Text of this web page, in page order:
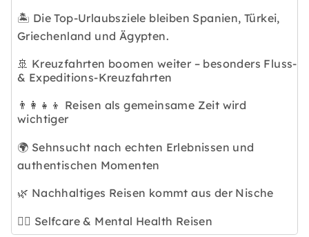
🏝️ Die Top-Urlaubsziele bleiben Spanien, Türkei,
Griechenland und Ägypten.
🚢 Kreuzfahrten boomen weiter – besonders Fluss-
& Expeditions-Kreuzfahrten
👨‍👩‍👧‍👦 Reisen als gemeinsame Zeit wird
wichtiger
🌍 Sehnsucht nach echten Erlebnissen und
authentischen Momenten
🌿 Nachhaltiges Reisen kommt aus der Nische
🧘‍♀️ Selfcare & Mental Health Reisen